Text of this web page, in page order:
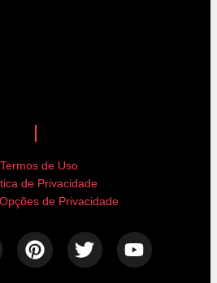
de Uso
de Privacidade
de Privacidade